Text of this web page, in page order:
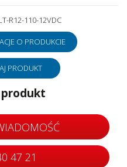
R12-110-12VDC
O PRODUKCIE
PRODUKT
47 21